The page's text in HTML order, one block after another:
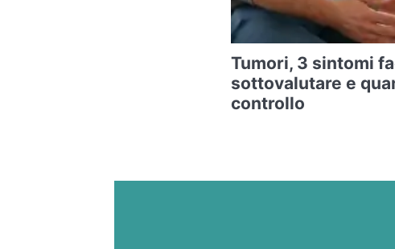
Tumori, 3 sintomi
sottovalutare e
controllo